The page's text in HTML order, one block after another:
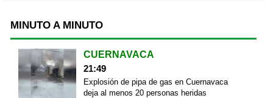
MINUTO A MINUTO
CUERNAVACA
21:49
Explosión de pipa de gas en Cuernavaca
deja al menos 20 personas heridas